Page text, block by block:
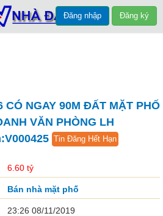
Đăng nhập Đăng ký
CÓ NGAY 90M ĐẤT MẶT PHỐ
VĂN PHÒNG LH
Tin Đăng Hết Hạn
6.60 tỷ
Bán nhà mặt phố
23:26 08/11/2019